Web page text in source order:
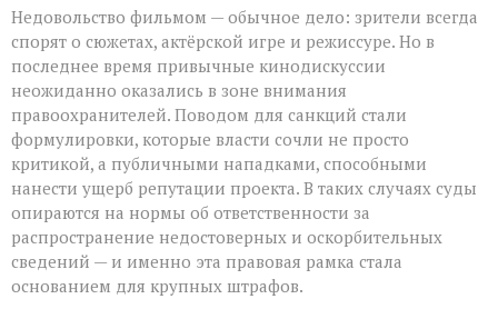
Недовольство фильмом — обычное дело: зрители всегда
спорят о сюжетах, актёрской игре и режиссуре. Но в
последнее время привычные кинодискуссии
неожиданно оказались в зоне внимания
правоохранителей. Поводом для санкций стали
формулировки, которые власти сочли не просто
критикой, а публичными нападками, способными
нанести ущерб репутации проекта. В таких случаях суды
опираются на нормы об ответственности за
распространение недостоверных и оскорбительных
сведений — и именно эта правовая рамка стала
основанием для крупных штрафов.